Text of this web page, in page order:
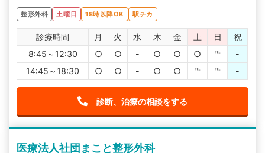
整形外科 土曜日 18時以降OK 駅チカ
診療時間 月 火 水 木 金 土 日
祝
8:45～12:30
○ ○ - ○ ○ ○ ℡
-
14:45～18:30
○ ○ - ○ ○ ℡ ℡ -
診断、治療の相談をする
医療法人社団まこと整形外科